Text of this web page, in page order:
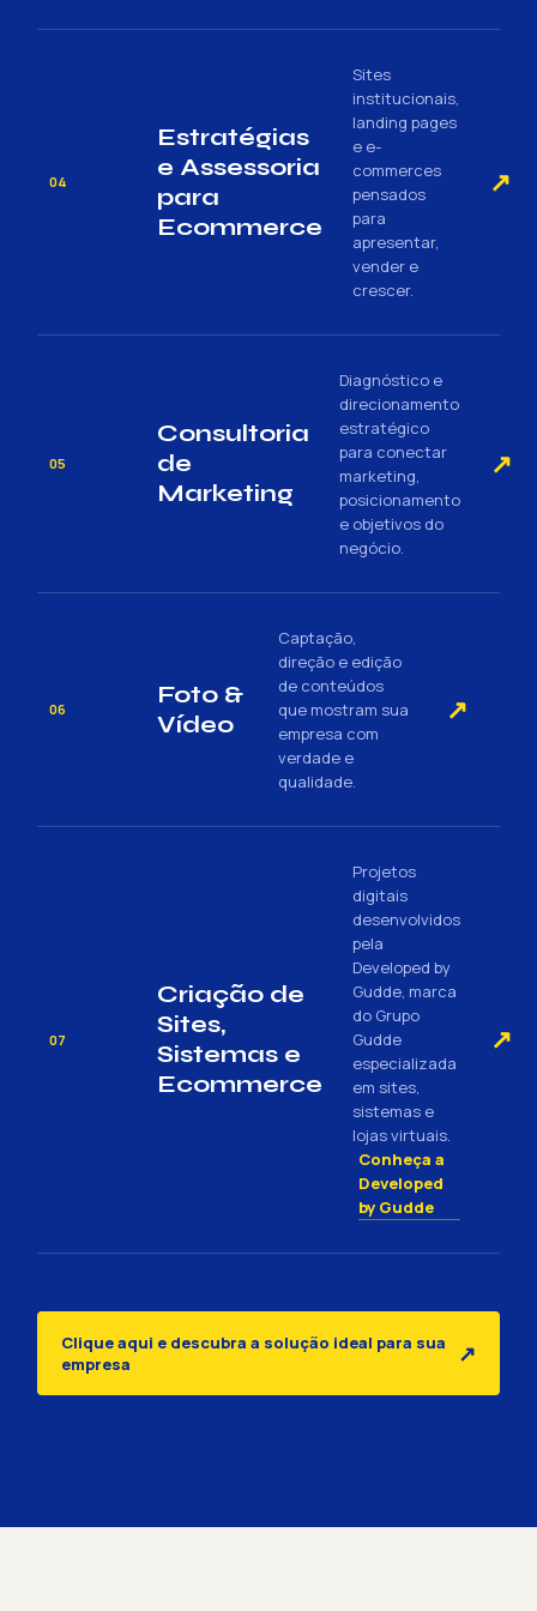
04
Estratégias
e Assessoria
para
Ecommerce
Sites
institucionais,
landing pages
e e-
commerces
pensados
para
apresentar,
vender e
crescer.
↗
05
Consultoria
de
Marketing
Diagnóstico e
direcionamento
estratégico
para conectar
marketing,
posicionamento
e objetivos do
negócio.
↗
06
Foto &
Vídeo
Captação,
direção e edição
de conteúdos
que mostram sua
empresa com
verdade e
qualidade.
↗
07
Criação de
Sites,
Sistemas e
Ecommerce
Projetos
digitais
desenvolvidos
pela
Developed by
Gudde, marca
do Grupo
Gudde
especializada
em sites,
sistemas e
lojas virtuais.
Conheça a
Developed
by Gudde
↗
Clique aqui e descubra a solução ideal para sua
empresa
↗